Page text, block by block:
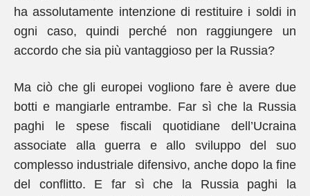
ha assolutamente intenzione di restituire i soldi in
ogni caso, quindi perché non raggiungere un
accordo che sia più vantaggioso per la Russia?
Ma ciò che gli europei vogliono fare è avere due
botti e mangiarle entrambe. Far sì che la Russia
paghi le spese fiscali quotidiane dell’Ucraina
associate alla guerra e allo sviluppo del suo
complesso industriale difensivo, anche dopo la fine
del conflitto. E far sì che la Russia paghi la